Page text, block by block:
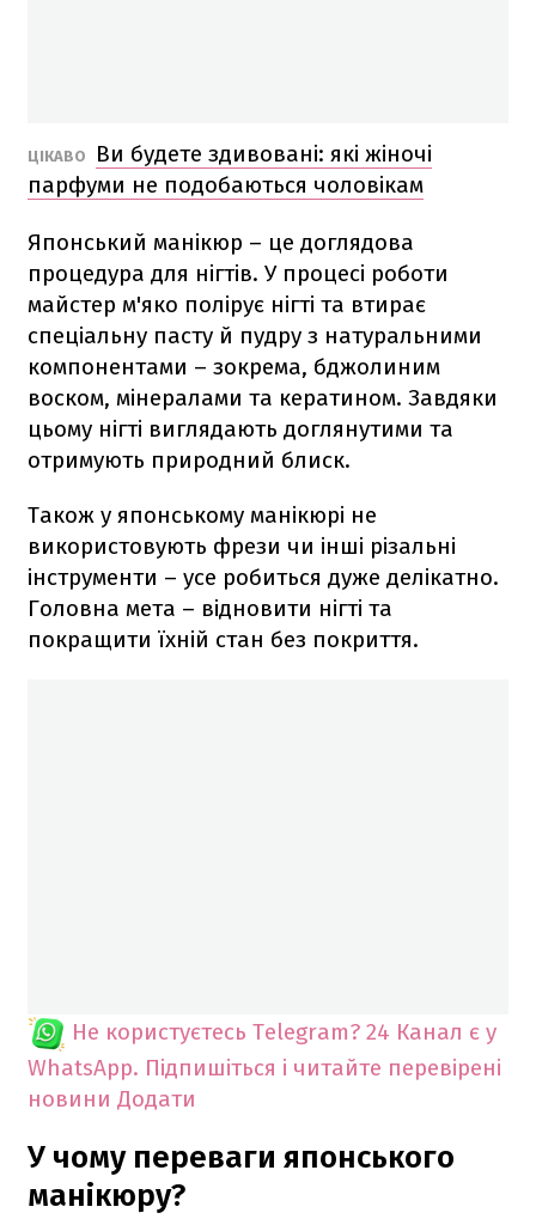
ЦІКАВО
Ви будете здивовані: які жіночі
парфуми не подобаються чоловікам
Японський манікюр – це доглядова
процедура для нігтів. У процесі роботи
майстер м'яко полірує нігті та втирає
спеціальну пасту й пудру з натуральними
компонентами – зокрема, бджолиним
воском, мінералами та кератином. Завдяки
цьому нігті виглядають доглянутими та
отримують природний блиск.
Також у японському манікюрі не
використовують фрези чи інші різальні
інструменти – усе робиться дуже делікатно.
Головна мета – відновити нігті та
покращити їхній стан без покриття.
Не користуєтесь Telegram? 24 Канал є у
WhatsApp. Підпишіться і читайте перевірені
новини Додати
У чому переваги японського
манікюру?